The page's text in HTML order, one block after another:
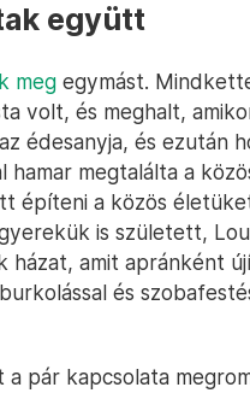
együtt
meg egymást.
volt, és meghalt,
édesanyja, és ezután
hamar megtalálta a
építeni a közös
is született,
házat, amit apránként
és
pár kapcsolata